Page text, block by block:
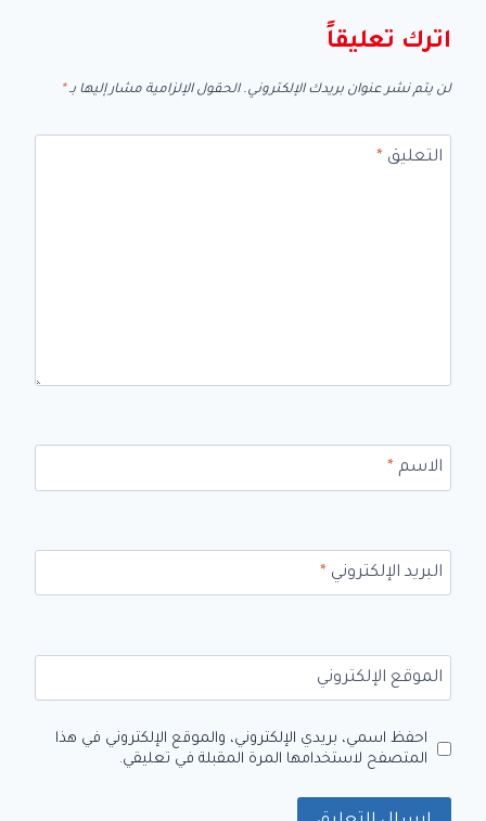
اترك تعليقاً
لن يتم نشر عنوان بريدك الإلكتروني. الحقول الإلزامية مشار إليها بـ*
التعليق*
الاسم*
البريد الإلكتروني*
الموقع الإلكتروني
احفظ اسمي، بريدي الإلكتروني، والموقع الإلكتروني في هذا
المتصفح لاستخدامها المرة المقبلة في تعليقي.